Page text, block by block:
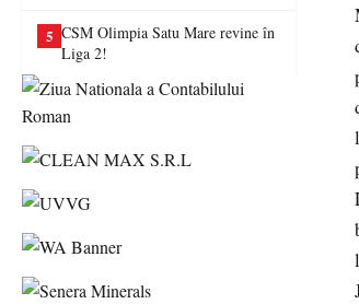
5 CSM Olimpia Satu Mare revine în
Liga 2!